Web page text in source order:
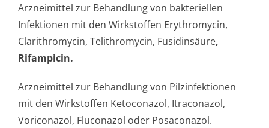
Arzneimittel zur Behandlung von bakteriellen
Infektionen mit den Wirkstoffen Erythromycin,
Clarithromycin, Telithromycin, Fusidinsäure,
Rifampicin.
Arzneimittel zur Behandlung von Pilzinfektionen
mit den Wirkstoffen Ketoconazol, Itraconazol,
Voriconazol, Fluconazol oder Posaconazol.